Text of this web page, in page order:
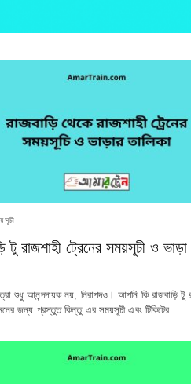
টু রাজশাহী ট্রেনের সময়সূচী ও ভাড়া
শুধু আনন্দদায়ক নয়, নিরাপদও। আপনি কি রাজবাড়ি টু
জন্য প্রস্তুত কিন্তু এর সময়সূচী এবং টিকিটের…